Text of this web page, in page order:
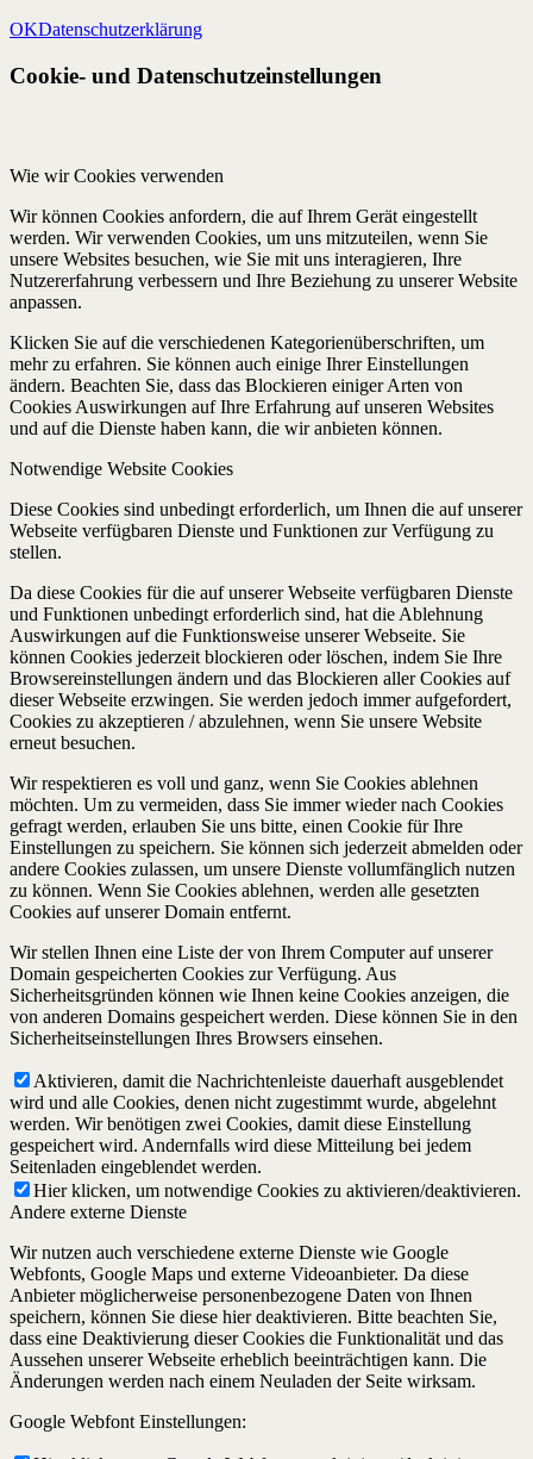
OKDatenschutzerklärung
Cookie- und Datenschutzeinstellungen
Wie wir Cookies verwenden
Wir können Cookies anfordern, die auf Ihrem Gerät eingestellt
werden. Wir verwenden Cookies, um uns mitzuteilen, wenn Sie
unsere Websites besuchen, wie Sie mit uns interagieren, Ihre
Nutzererfahrung verbessern und Ihre Beziehung zu unserer Website
anpassen.
Klicken Sie auf die verschiedenen Kategorienüberschriften, um
mehr zu erfahren. Sie können auch einige Ihrer Einstellungen
ändern. Beachten Sie, dass das Blockieren einiger Arten von
Cookies Auswirkungen auf Ihre Erfahrung auf unseren Websites
und auf die Dienste haben kann, die wir anbieten können.
Notwendige Website Cookies
Diese Cookies sind unbedingt erforderlich, um Ihnen die auf unserer
Webseite verfügbaren Dienste und Funktionen zur Verfügung zu
stellen.
Da diese Cookies für die auf unserer Webseite verfügbaren Dienste
und Funktionen unbedingt erforderlich sind, hat die Ablehnung
Auswirkungen auf die Funktionsweise unserer Webseite. Sie
können Cookies jederzeit blockieren oder löschen, indem Sie Ihre
Browsereinstellungen ändern und das Blockieren aller Cookies auf
dieser Webseite erzwingen. Sie werden jedoch immer aufgefordert,
Cookies zu akzeptieren / abzulehnen, wenn Sie unsere Website
erneut besuchen.
Wir respektieren es voll und ganz, wenn Sie Cookies ablehnen
möchten. Um zu vermeiden, dass Sie immer wieder nach Cookies
gefragt werden, erlauben Sie uns bitte, einen Cookie für Ihre
Einstellungen zu speichern. Sie können sich jederzeit abmelden oder
andere Cookies zulassen, um unsere Dienste vollumfänglich nutzen
zu können. Wenn Sie Cookies ablehnen, werden alle gesetzten
Cookies auf unserer Domain entfernt.
Wir stellen Ihnen eine Liste der von Ihrem Computer auf unserer
Domain gespeicherten Cookies zur Verfügung. Aus
Sicherheitsgründen können wie Ihnen keine Cookies anzeigen, die
von anderen Domains gespeichert werden. Diese können Sie in den
Sicherheitseinstellungen Ihres Browsers einsehen.
Aktivieren, damit die Nachrichtenleiste dauerhaft ausgeblendet
wird und alle Cookies, denen nicht zugestimmt wurde, abgelehnt
werden. Wir benötigen zwei Cookies, damit diese Einstellung
gespeichert wird. Andernfalls wird diese Mitteilung bei jedem
Seitenladen eingeblendet werden.
Hier klicken, um notwendige Cookies zu aktivieren/deaktivieren.
Andere externe Dienste
Wir nutzen auch verschiedene externe Dienste wie Google
Webfonts, Google Maps und externe Videoanbieter. Da diese
Anbieter möglicherweise personenbezogene Daten von Ihnen
speichern, können Sie diese hier deaktivieren. Bitte beachten Sie,
dass eine Deaktivierung dieser Cookies die Funktionalität und das
Aussehen unserer Webseite erheblich beeinträchtigen kann. Die
Änderungen werden nach einem Neuladen der Seite wirksam.
Google Webfont Einstellungen: